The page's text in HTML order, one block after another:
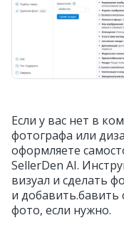
Если у вас нет в
фотографа или
оформляете
SellerDen AI.
визуал и сделать
и добавить.бавить
фото, если нужно.